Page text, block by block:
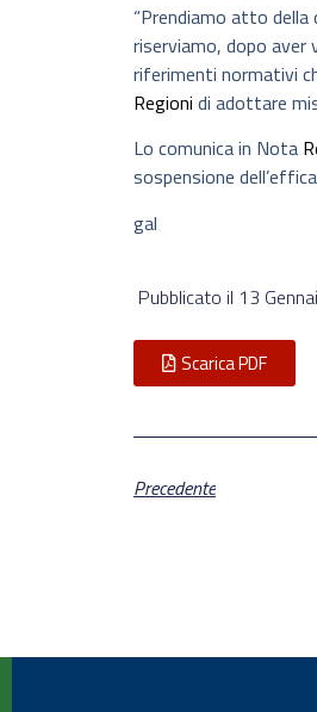
“Prendiamo atto della
riserviamo, dopo
riferimenti normativi
Regioni di adottare
Lo comunica in Nota
sospensione
gal
Pubblicato il 13
Scarica PDF
Precedente